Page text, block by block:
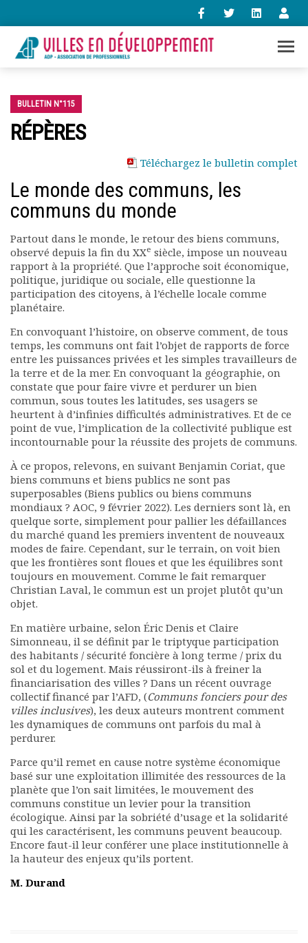
contact@villes-developpement.org
Qui sommes-nous ?
Le bureau
Statuts de l’association
Vie de l’association
Calendrier des activités
Assemblées générales
Comptes rendus mensuels
Rapports financiers
Nous rejoindre
Le bulletin
Présentation du bulletin
Comité de rédaction
Bulletins Villes en
développement
Ressources
Nos actions
Podcast-AdP
Dîners débats
Journées d’études
Concours vidéo
Matinales
Nos partenaires
Evénements
Documents
Les adhérents
Annuaire
Offres d’emploi
Forum
Actualités
Nous contacter
BULLETIN N°115
RÉPÈRES
Téléchargez le bulletin complet
Le monde des communs, les
communs du monde
Partout dans le monde, le retour des biens communs,
observé depuis la fin du XXe siècle, impose un nouveau
rapport à la propriété. Que l’approche soit économique,
politique, juridique ou sociale, elle questionne la
participation des citoyens, à l’échelle locale comme
planétaire.
En convoquant l’histoire, on observe comment, de tous
temps, les communs ont fait l’objet de rapports de force
entre les puissances privées et les simples travailleurs de
la terre et de la mer. En convoquant la géographie, on
constate que pour faire vivre et perdurer un bien
commun, sous toutes les latitudes, ses usagers se
heurtent à d’infinies difficultés administratives. Et de ce
point de vue, l’implication de la collectivité publique est
incontournable pour la réussite des projets de communs.
À ce propos, relevons, en suivant Benjamin Coriat, que
biens communs et biens publics ne sont pas
superposables (Biens publics ou biens communs
mondiaux ? AOC, 9 février 2022). Les derniers sont là, en
quelque sorte, simplement pour pallier les défaillances
du marché quand les premiers inventent de nouveaux
modes de faire. Cependant, sur le terrain, on voit bien
que les frontières sont floues et que les équilibres sont
toujours en mouvement. Comme le fait remarquer
Christian Laval, le commun est un projet plutôt qu’un
objet.
En matière urbaine, selon Éric Denis et Claire
Simonneau, il se définit par le triptyque participation
des habitants / sécurité foncière à long terme / prix du
sol et du logement. Mais réussiront-ils à freiner la
financiarisation des villes ? Dans un récent ouvrage
collectif financé par l’AFD, (Communs fonciers pour des
villes inclusives), les deux auteurs montrent comment
les dynamiques de communs ont parfois du mal à
perdurer.
Parce qu’il remet en cause notre système économique
basé sur une exploitation illimitée des ressources de la
planète que l’on sait limitées, le mouvement des
communs constitue un levier pour la transition
écologique. Ainsi par la sobriété d’usage et la solidarité
qui les caractérisent, les communs peuvent beaucoup.
Encore faut-il leur conférer une place institutionnelle à
la hauteur des enjeux qu’ils portent.
M. Durand